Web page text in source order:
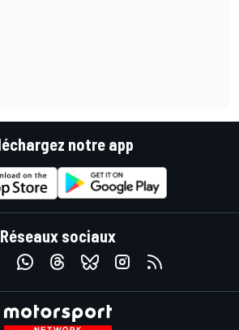
notre app
Réseaux sociaux